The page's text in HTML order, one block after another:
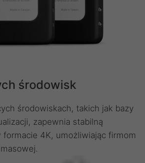
środowisk
środowiskach, takich jak bazy
zapewnia stabilną
4K, umożliwiając firmom